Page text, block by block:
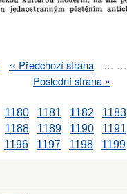
Previous
‹‹ Předchozí strana … …
Last
Poslední strana »
1180 1181 1182 1183
1188 1189 1190 1191
1196 1197 1198 1199